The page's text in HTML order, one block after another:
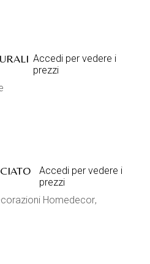
Accedi per vedere i
prezzi
Accedi per vedere i
prezzi
Homedecor